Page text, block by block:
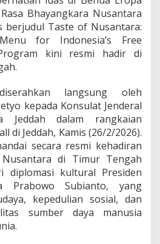
g
k
a
r
a
N
s
n
t
a
r
a
R
e
s
m
i
a
Bhayangkara Nusantara
berjudul Taste of Nusantara:
for Indonesia’s Free
kini resmi hadir di
langsung oleh
kepada Konsulat Jenderal
Jeddah dalam rangkaian
di Jeddah, Kamis (26/2/2026).
secara resmi kehadiran
Nusantara di Timur Tengah
diplomasi kultural Presiden
Prabowo Subianto, yang
kepedulian sosial, dan
sumber daya manusia